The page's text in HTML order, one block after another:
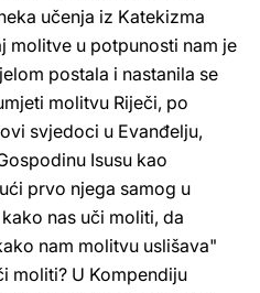
učenja iz Katekizma
molitve u potpunosti nam je
postala i nastanila se
molitvu Riječi, po
svjedoci u Evanđelju,
Isusu kao
prvo njega samog u
nas uči moliti, da
nam molitvu uslišava"
moliti? U Kompendiju